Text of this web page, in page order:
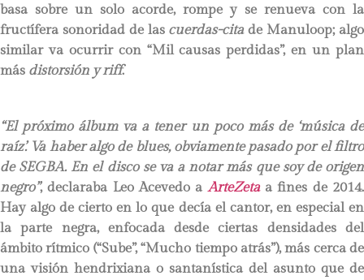
basa sobre un solo acorde, rompe y se renueva con la
fructífera sonoridad de las cuerdas-citade Manuloop; algo
similar va ocurrir con “Mil causas perdidas”, en un plan
más distorsión y riff.
“El próximo álbum va a tener un poco más de ‘música de
raíz’. Va haber algo de blues, obviamente pasado por el filtro
de SEGBA. En el disco se va a notar más que soy de origen
negro”, declaraba Leo Acevedo aArteZetaa fines de 2014.
Hay algo de cierto en lo que decía el cantor, en especial en
la parte negra, enfocada desde ciertas densidades del
ámbito rítmico (“Sube”, “Mucho tiempo atrás”), más cerca de
una visión hendrixiana o santanística del asunto que de